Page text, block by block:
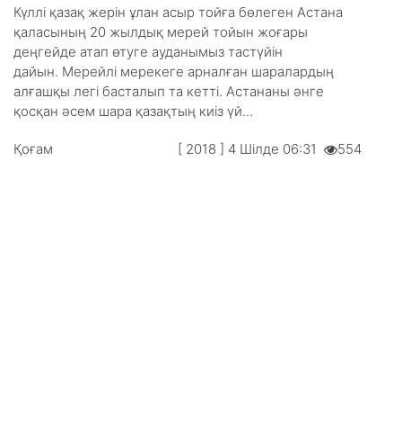
Күллі қазақ жерін ұлан асыр тойға бөлеген Астана
қаласының 20 жылдық мерей тойын жоғары
деңгейде атап өтуге ауданымыз тастүйін
дайын. Мерейлі мерекеге арналған шаралардың
алғашқы легі басталып та кетті. Астананы әнге
қосқан әсем шара қазақтың киіз үй...
Қоғам [ 2018 ] 4 Шілде 06:31 554